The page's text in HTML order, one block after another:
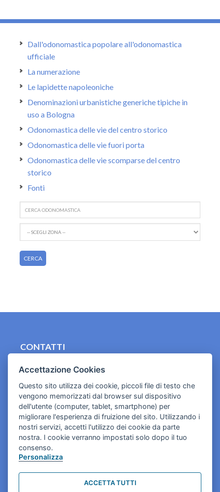
Dall'odonomastica popolare all'odonomastica
ufficiale
La numerazione
Le lapidette napoleoniche
Denominazioni urbanistiche generiche tipiche in
uso a Bologna
Odonomastica delle vie del centro storico
Odonomastica delle vie fuori porta
Odonomastica delle vie scomparse del centro
storico
Fonti
CONTATTI
Cookies e informativa privacy
Accettazione Cookies
Questo sito utilizza dei cookie, piccoli file di testo che
vengono memorizzati dal browser sul dispositivo
dell'utente (computer, tablet, smartphone) per
migliorare l'esperienza di fruizione del sito. Utilizzando i
nostri servizi, accetti l'utilizzo dei cookie da parte
nostra. I cookie verranno impostati solo dopo il tuo
consenso.
Personalizza
ACCETTA TUTTI